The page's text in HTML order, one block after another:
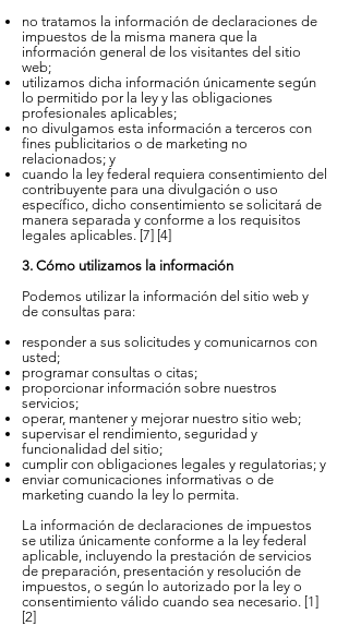
no tratamos la información de declaraciones de
impuestos de la misma manera que la
información general de los visitantes del sitio
web;
utilizamos dicha información únicamente según
lo permitido por la ley y las obligaciones
profesionales aplicables;
no divulgamos esta información a terceros con
fines publicitarios o de marketing no
relacionados; y
cuando la ley federal requiera consentimiento del
contribuyente para una divulgación o uso
específico, dicho consentimiento se solicitará de
manera separada y conforme a los requisitos
legales aplicables. [7] [4]
3. Cómo utilizamos la información
Podemos utilizar la información del sitio web y
de consultas para:
responder a sus solicitudes y comunicarnos con
usted;
programar consultas o citas;
proporcionar información sobre nuestros
servicios;
operar, mantener y mejorar nuestro sitio web;
supervisar el rendimiento, seguridad y
funcionalidad del sitio;
cumplir con obligaciones legales y regulatorias; y
enviar comunicaciones informativas o de
marketing cuando la ley lo permita.
La información de declaraciones de impuestos
se utiliza únicamente conforme a la ley federal
aplicable, incluyendo la prestación de servicios
de preparación, presentación y resolución de
impuestos, o según lo autorizado por la ley o
consentimiento válido cuando sea necesario. [1]
[2]